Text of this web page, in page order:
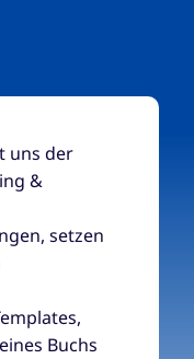
uns der
&
setzen
Buchs